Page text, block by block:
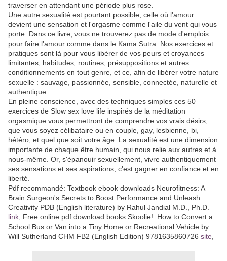
traverser en attendant une période plus rose.
Une autre sexualité est pourtant possible, celle où l'amour
devient une sensation et l'orgasme comme l'aile du vent qui vous
porte. Dans ce livre, vous ne trouverez pas de mode d'emplois
pour faire l'amour comme dans le Kama Sutra. Nos exercices et
pratiques sont là pour vous libérer de vos peurs et croyances
limitantes, habitudes, routines, présuppositions et autres
conditionnements en tout genre, et ce, afin de libérer votre nature
sexuelle : sauvage, passionnée, sensible, connectée, naturelle et
authentique.
En pleine conscience, avec des techniques simples ces 50
exercices de Slow sex love life inspirés de la méditation
orgasmique vous permettront de comprendre vos vrais désirs,
que vous soyez célibataire ou en couple, gay, lesbienne, bi,
hétéro, et quel que soit votre âge. La sexualité est une dimension
importante de chaque être humain, qui nous relie aux autres et à
nous-même. Or, s'épanouir sexuellement, vivre authentiquement
ses sensations et ses aspirations, c'est gagner en confiance et en
liberté.
Pdf recommandé: Textbook ebook downloads Neurofitness: A
Brain Surgeon's Secrets to Boost Performance and Unleash
Creativity PDB (English literature) by Rahul Jandial M.D., Ph.D.
link , Free online pdf download books Skoolie!: How to Convert a
School Bus or Van into a Tiny Home or Recreational Vehicle by
Will Sutherland CHM FB2 (English Edition) 9781635860726 site